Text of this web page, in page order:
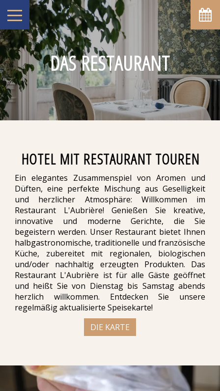
DAS RESTAURANT
HOTEL MIT RESTAURANT TOUREN
Ein elegantes Zusammenspiel von Aromen und
Düften, eine perfekte Mischung aus Geselligkeit
und herzlicher Atmosphäre: Willkommen im
Restaurant L'Aubrière! Genießen Sie kreative,
innovative und moderne Gerichte, die Sie
begeistern werden. Unser Restaurant bietet Ihnen
halbgastronomische, traditionelle und französische
Küche, zubereitet mit regionalen, biologischen
und/oder nachhaltig erzeugten Produkten. Das
Restaurant L'Aubrière ist für alle Gäste geöffnet
und heißt Sie von Dienstag bis Samstag abends
herzlich willkommen. Entdecken Sie unsere
regelmäßig aktualisierte Speisekarte!
DIE KARTE